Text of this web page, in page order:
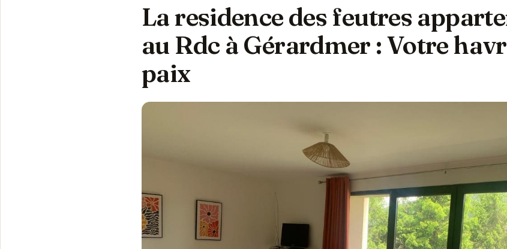
La residence des feutres
au Rdc à Gérardmer : Votre
paix